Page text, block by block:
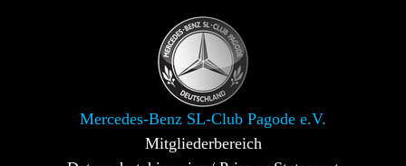
Mercedes-Benz SL-Club Pagode e.V.
Mitgliederbereich